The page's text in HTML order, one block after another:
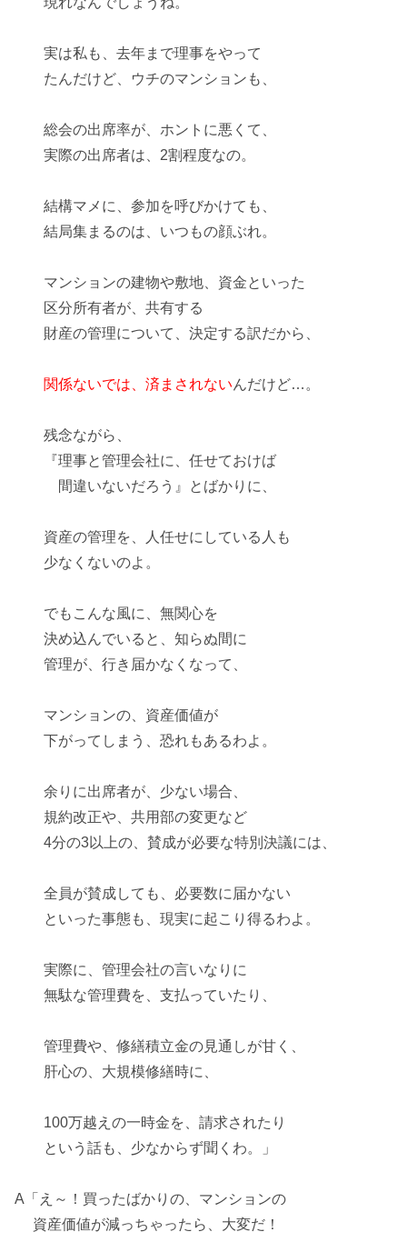
実は私も、去年まで理事をやって
たんだけど、ウチのマンションも、
総会の出席率が、ホントに悪くて、
実際の出席者は、 2割程度なの。
結構マメに、参加を呼びかけても、
結局集まるのは、いつもの顔ぶれ。
マンションの建物や敷地、資金といった
区分所有者が、共有する
財産の管理について、決定する訳だから、
関係ないでは、済まされないんだけど…。
残念ながら、
『理事と管理会社に、任せておけば
間違いないだろう』とばかりに、
資産の管理を、 人任せにしている人も
少なくないのよ。
でもこんな風に、無関心を
決め込んでいると、知らぬ間に
管理が、行き届かなくなって、
マンションの、 資産価値が
下がってしまう、恐れもあるわよ。
余りに出席者が、少ない場合、
規約改正や、共用部の変更など
4分の3以上の、賛成が必要な特別決議には、
全員が賛成しても、必要数に届かない
といった事態も、現実に起こり得るわよ。
実際に、管理会社の言いなりに
無駄な管理費を、支払っていたり、
管理費や、修繕積立金の見通しが甘く、
肝心の、 大規模修繕時に、
100万越えの一時金を、請求されたり
という話も、少なからず聞くわ。」
A「え～！買ったばかりの、マンションの
資産価値が減っちゃったら、大変だ！